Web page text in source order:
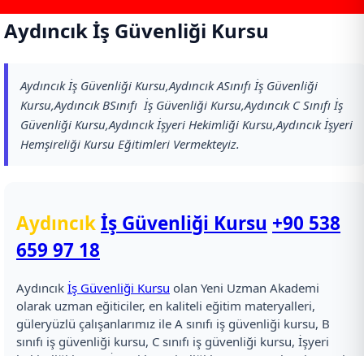
Aydıncık İş Güvenliği Kursu
Aydıncık İş Güvenliği Kursu,Aydıncık ASınıfı İş Güvenliği
Kursu,Aydıncık BSınıfı İş Güvenliği Kursu,Aydıncık C Sınıfı İş
Güvenliği Kursu,Aydıncık İşyeri Hekimliği Kursu,Aydıncık İşyeri
Hemşireliği Kursu Eğitimleri Vermekteyiz.
Aydıncıkİş Güvenliği Kursu +90 538
659 97 18
Aydıncık İş Güvenliği Kursu olan Yeni Uzman Akademi
olarak uzman eğiticiler, en kaliteli eğitim materyalleri,
güleryüzlü çalışanlarımız ile A sınıfı iş güvenliği kursu, B
sınıfı iş güvenliği kursu, C sınıfı iş güvenliği kursu, İşyeri